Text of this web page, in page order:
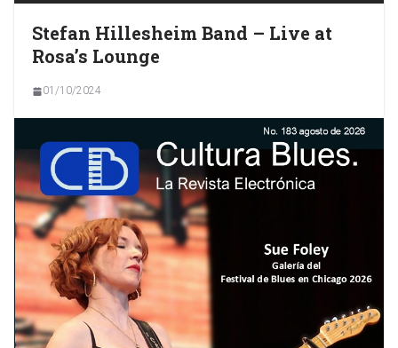
Stefan Hillesheim Band – Live at
Rosa’s Lounge
01/10/2024